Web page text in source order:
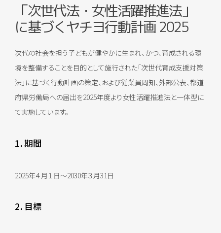
「次世代法・女性活躍推進法」
に基づくヤチヨ行動計画 2025
次代の社会を担う子どもが健やかに生まれ、かつ、育成される環
境を整備することを目的として施行された「次世代育成支援対策
法」に基づく行動計画の策定、および従業員周知、外部公表、都道
府県労働局への届出を2025年度より女性活躍推進法と一体型に
て実施しています。
1．期間
2025年４月１日～2030年３月31日
2．目標